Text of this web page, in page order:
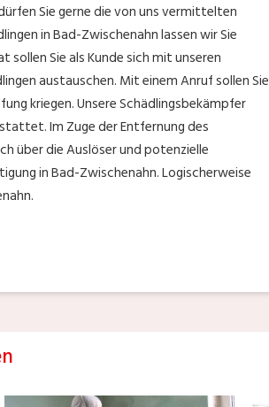
Sie gerne die von uns vermittelten
in Bad-Zwischenahn lassen wir Sie
Sie als Kunde sich mit unseren
austauschen. Mit einem Anruf sollen Sie
kriegen. Unsere Schädlingsbekämpfer
Im Zuge der Entfernung des
über die Auslöser und potenzielle
in Bad-Zwischenahn. Logischerweise